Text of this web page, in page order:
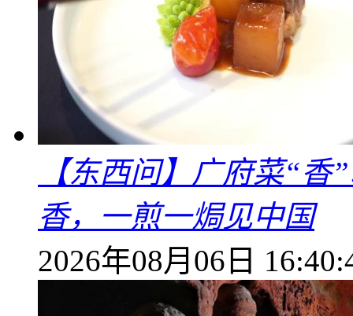
【东西问】广府菜“
香，一煎一焗见中国
2026年08月06日